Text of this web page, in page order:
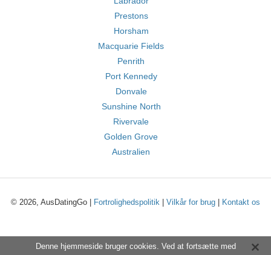
Prestons
Horsham
Macquarie Fields
Penrith
Port Kennedy
Donvale
Sunshine North
Rivervale
Golden Grove
Australien
© 2026, AusDatingGo | Fortrolighedspolitik Vilkår for brug Kontakt os
Denne hjemmeside bruger cookies. Ved at fortsætte med